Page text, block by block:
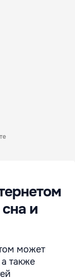
и
может
также